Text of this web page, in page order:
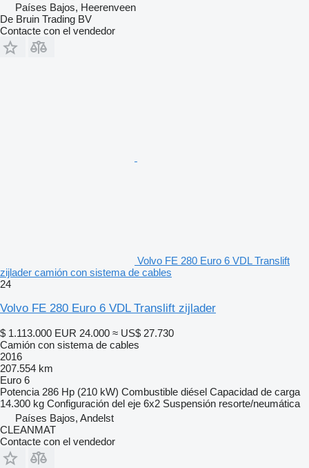
Países Bajos, Heerenveen
De Bruin Trading BV
Contacte con el vendedor
Volvo FE 280 Euro 6 VDL Translift
zijlader camión con sistema de cables
24
Volvo FE 280 Euro 6 VDL Translift zijlader
$ 1.113.000 EUR 24.000 ≈ US$ 27.730
Camión con sistema de cables
2016
207.554 km
Euro 6
Potencia 286 Hp (210 kW) Combustible diésel Capacidad de carga
14.300 kg Configuración del eje 6x2 Suspensión resorte/neumática
Países Bajos, Andelst
CLEANMAT
Contacte con el vendedor